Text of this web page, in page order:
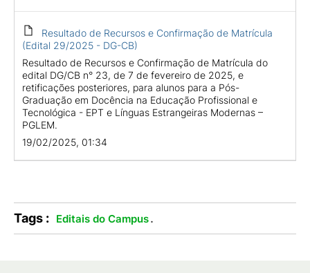
Resultado de Recursos e Confirmação de Matrícula
(Edital 29/2025 - DG-CB)
Resultado de Recursos e Confirmação de Matrícula do
edital DG/CB n° 23, de 7 de fevereiro de 2025, e
retificações posteriores, para alunos para a Pós-
Graduação em Docência na Educação Profissional e
Tecnológica - EPT e Línguas Estrangeiras Modernas –
PGLEM.
19/02/2025, 01:34
Tags : Editais do Campus.